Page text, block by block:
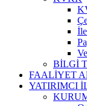
BİLGİ
FAALİYET
YATIRIMCI